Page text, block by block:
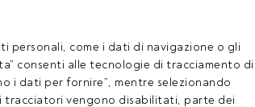
personali, come i dati di navigazione o gli
consenti alle tecnologie di tracciamento di
i dati per fornire”, mentre selezionando
tracciatori vengono disabilitati, parte dei